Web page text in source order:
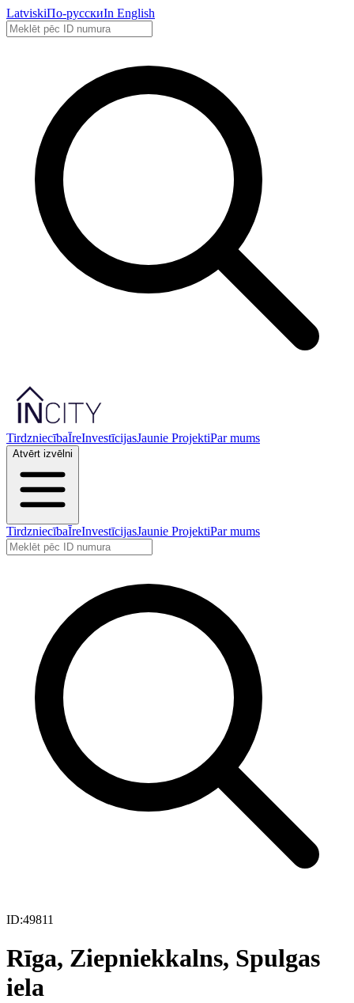
LatviskiПо-русскиIn English
TirdzniecībaĪreInvestīcijasJaunie ProjektiPar mums
Atvērt izvēlni
TirdzniecībaĪreInvestīcijasJaunie ProjektiPar mums
ID:49811
Rīga, Ziepniekkalns, Spulgas
iela